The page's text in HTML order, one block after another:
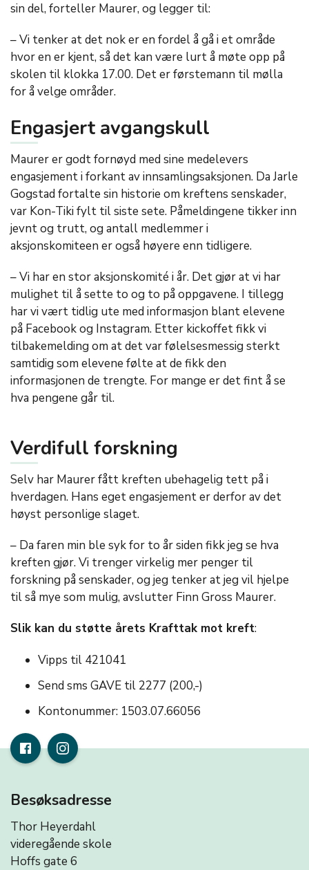
sin del, forteller Maurer, og legger til:
– Vi tenker at det nok er en fordel å gå i et område
hvor en er kjent, så det kan være lurt å møte opp på
skolen til klokka 17.00. Det er førstemann til mølla
for å velge områder.
Engasjert avgangskull
Maurer er godt fornøyd med sine medelevers
engasjement i forkant av innsamlingsaksjonen. Da Jarle
Gogstad fortalte sin historie om kreftens senskader,
var Kon-Tiki fylt til siste sete. Påmeldingene tikker inn
jevnt og trutt, og antall medlemmer i
aksjonskomiteen er også høyere enn tidligere.
– Vi har en stor aksjonskomité i år. Det gjør at vi har
mulighet til å sette to og to på oppgavene. I tillegg
har vi vært tidlig ute med informasjon blant elevene
på Facebook og Instagram. Etter kickoffet fikk vi
tilbakemelding om at det var følelsesmessig sterkt
samtidig som elevene følte at de fikk den
informasjonen de trengte. For mange er det fint å se
hva pengene går til.
Verdifull forskning
Selv har Maurer fått kreften ubehagelig tett på i
hverdagen. Hans eget engasjement er derfor av det
høyst personlige slaget.
– Da faren min ble syk for to år siden fikk jeg se hva
kreften gjør. Vi trenger virkelig mer penger til
forskning på senskader, og jeg tenker at jeg vil hjelpe
til så mye som mulig, avslutter Finn Gross Maurer.
Slik kan du støtte årets Krafttak mot kreft:
Vipps til 421041
Send sms GAVE til 2277 (200,-)
Kontonummer: 1503.07.66056
Besøksadresse
Thor Heyerdahl
videregående skole
Hoffs gate 6